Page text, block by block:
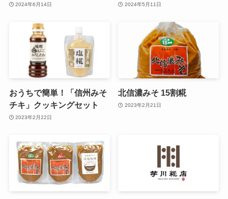
2024年6月14日 2024年5月11日
おうちで簡単！「信州みそ
チキ」クッキングセット
2023年2月22日
北信濃みそ 15割糀
2023年2月21日